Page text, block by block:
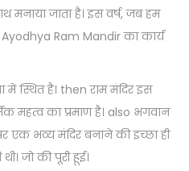
मनाया जाता है। इस वर्ष, जब हम
Ram Mandir का कार्य
में स्थित है। then राम मंदिर इस
महत्व का प्रमाण है। also भगवान
एक भव्य मंदिर बनाने की इच्छा ही
जो की पूरी हूई।